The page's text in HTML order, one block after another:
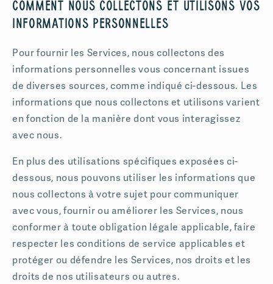
Comment nous collectons et utilisons vos
informations personnelles
Pour fournir les Services, nous collectons des
informations personnelles vous concernant issues
de diverses sources, comme indiqué ci-dessous. Les
informations que nous collectons et utilisons varient
en fonction de la manière dont vous interagissez
avec nous.
En plus des utilisations spécifiques exposées ci-
dessous, nous pouvons utiliser les informations que
nous collectons à votre sujet pour communiquer
avec vous, fournir ou améliorer les Services, nous
conformer à toute obligation légale applicable, faire
respecter les conditions de service applicables et
protéger ou défendre les Services, nos droits et les
droits de nos utilisateurs ou autres.